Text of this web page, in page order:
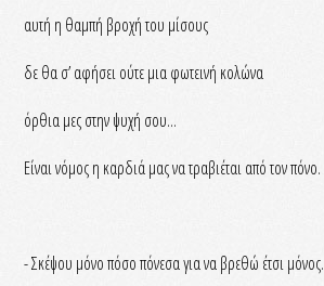
αυτή η θαμπή βροχή του μίσους
δε θα σ’ αφήσει ούτε μια φωτεινή κολώνα
όρθια μες στην ψυχή σου...
Είναι νόμος η καρδιά μας να τραβιέται από τον πόνο.
- Σκέψου μόνο πόσο πόνεσα για να βρεθώ έτσι μόνος.